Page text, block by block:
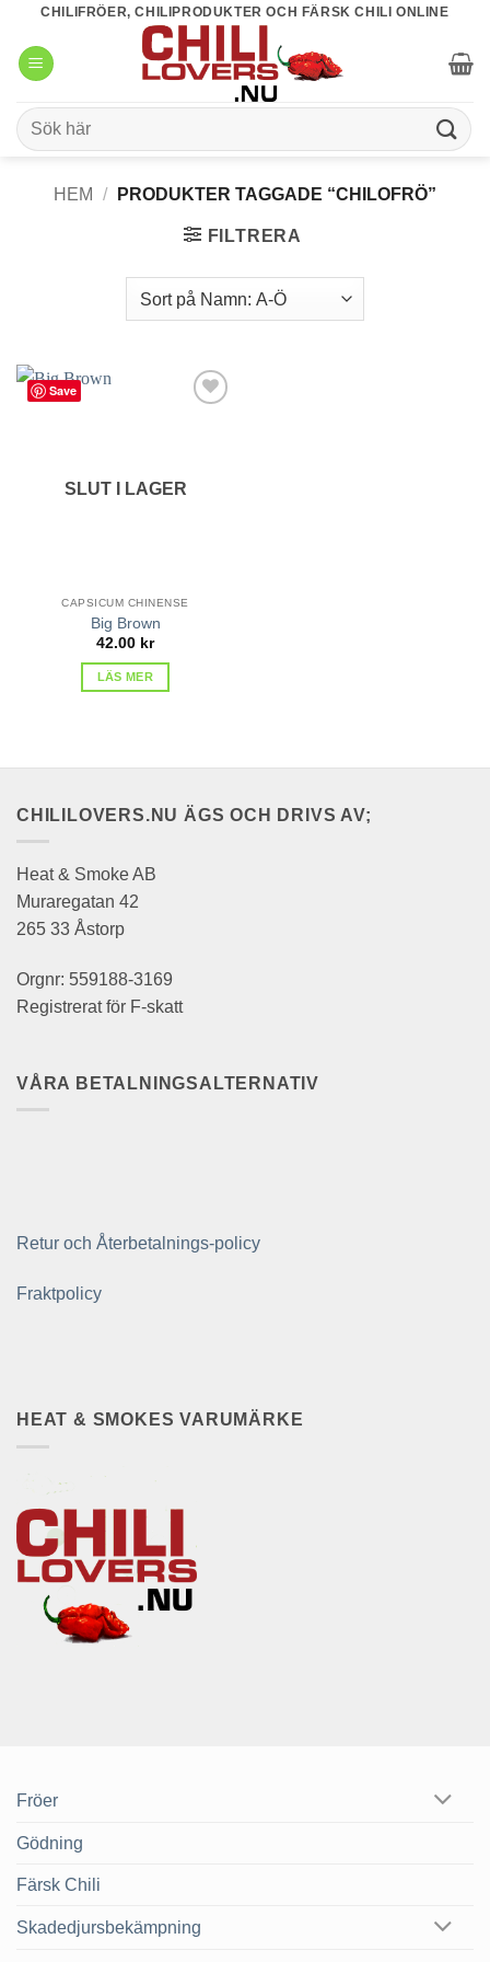
content
CHILIFRÖER, CHILIPRODUKTER OCH FÄRSK CHILI ONLINE
Sök
efter:
HEM / PRODUKTER TAGGADE “CHILOFRÖ”
FILTRERA
Save
SLUT I LAGER
CAPSICUM CHINENSE
Big Brown
42.00 kr
LÄS MER
CHILILOVERS.NU ÄGS OCH DRIVS AV;
Heat & Smoke AB
Muraregatan 42
265 33 Åstorp
Orgnr: 559188-3169
Registrerat för F-skatt
VÅRA BETALNINGSALTERNATIV
Retur och Återbetalnings-policy
Fraktpolicy
HEAT & SMOKES VARUMÄRKE
Fröer
Gödning
Färsk Chili
Skadedjursbekämpning